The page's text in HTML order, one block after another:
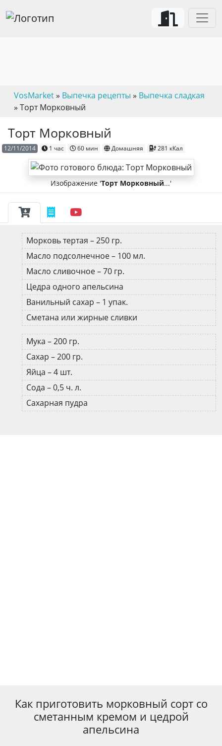
VosMarket» Выпечка рецепты » Выпечка сладкая
» Торт Морковный
Торт Морковный
12/11/2014 1 час 60 мин Домашняя 281 кКал
Изображение 'Торт Морковный...'
Морковь тертая – 250 гр.
Масло подсолнечное – 100 мл.
Масло сливочное – 70 гр.
Цедра одного апельсина
Ванильный сахар – 1 упак.
Сметана или жирные сливки
Мука – 200 гр.
Сахар – 200 гр.
Яйца – 4 шт.
Сода – 0,5 ч. л.
Сахарная пудра
Как приготовить морковный сорт со
сметанным кремом и цедрой
апельсина